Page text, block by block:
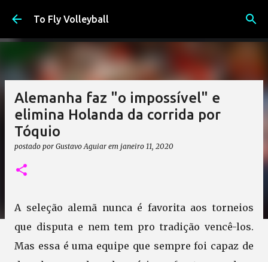
Pular para o conteúdo principal
To Fly Volleyball
Alemanha faz "o impossível" e
elimina Holanda da corrida por
Tóquio
postado por Gustavo Aguiar em janeiro 11, 2020
A seleção alemã nunca é favorita aos torneios
que disputa e nem tem pro tradição vencê-los.
Mas essa é uma equipe que sempre foi capaz de